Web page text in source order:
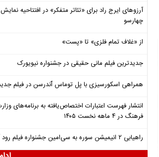
آرزوهای ایرج راد برای «تئاتر متفکر» در افتتاحیه نمایش
چهارسو
از «غلاف تمام فلزی» تا «پست»
جدیدترین فیلم مانی حقیقی در جشنواره نیویورک
همراهی اسکورسیزی با پل توماس ٱندرسن در فیلم
انتشار فهرست اعتبارات اختصاص‌یافته به برنامه‌های
فرهنگ در ۴ ماهه نخست ۱۴۰۵
راهیابی ۲ انیمیشن سوره به سی‌امین جشنواره فیلم رود آیلند